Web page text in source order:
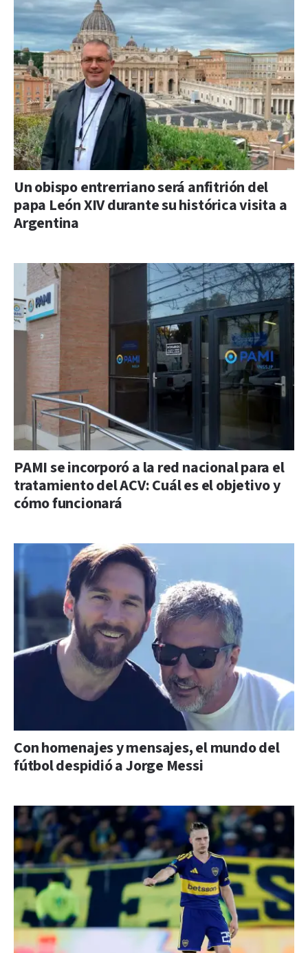
Un obispo entrerriano será anfitrión del
papa León XIV durante su histórica visita a
Argentina
PAMI se incorporó a la red nacional para el
tratamiento del ACV: Cuál es el objetivo y
cómo funcionará
Con homenajes y mensajes, el mundo del
fútbol despidió a Jorge Messi